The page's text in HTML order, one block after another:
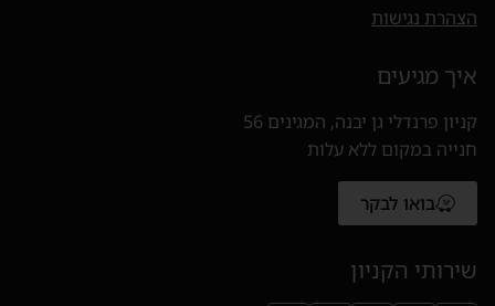
הצהרת נגישות
איך מגיעים
קניון פרנדלי גן יבנה, המגינים 56
חנייה במקום ללא עלות
בואו לבקר
(נפתח בחלון חדש)
שירותי הקניון